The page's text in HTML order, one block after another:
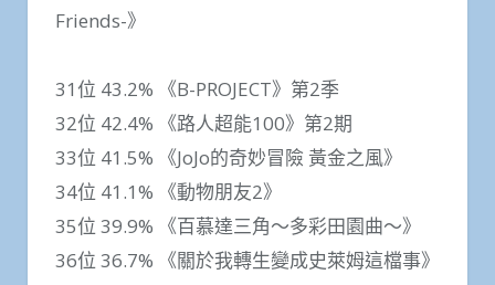
Friends-》
31位 43.2% 《B-PROJECT》第2季
32位 42.4% 《路人超能100》第2期
33位 41.5% 《JoJo的奇妙冒險 黃金之風》
34位 41.1% 《動物朋友2》
35位 39.9% 《百慕達三角～多彩田園曲～》
36位 36.7% 《關於我轉生變成史萊姆這檔事》